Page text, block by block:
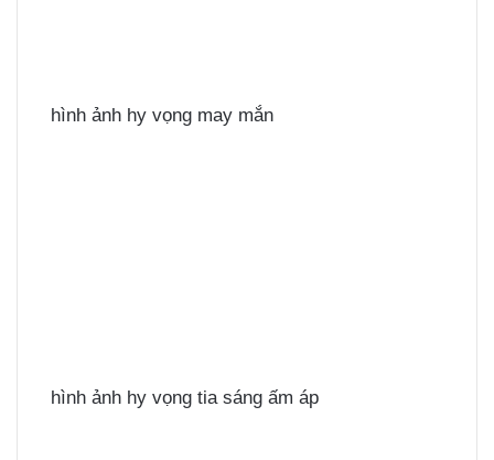
hình ảnh hy vọng may mắn
hình ảnh hy vọng tia sáng ấm áp